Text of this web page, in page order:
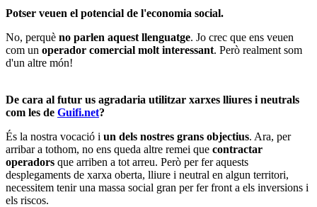
Potser veuen el potencial de l'economia social.
No, perquè no parlen aquest llenguatge. Jo crec que ens veuen
com un operador comercial molt interessant. Però realment som
d'un altre món!
De cara al futur us agradaria utilitzar xarxes lliures i neutrals
com les de Guifi.net?
És la nostra vocació i un dels nostres grans objectius. Ara, per
arribar a tothom, no ens queda altre remei que contractar
operadors que arriben a tot arreu. Però per fer aquests
desplegaments de xarxa oberta, lliure i neutral en algun territori,
necessitem tenir una massa social gran per fer front a els inversions i
els riscos.